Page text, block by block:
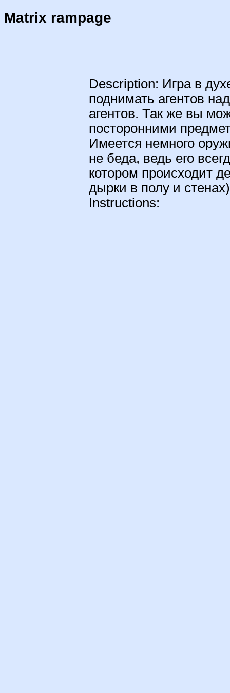
Matrix rampage
Description: Игра в
поднимать агентов
агентов. Так же вы
посторонними
Имеется немного
не беда, ведь его
котором происходит
дырки в полу и
Instructions: